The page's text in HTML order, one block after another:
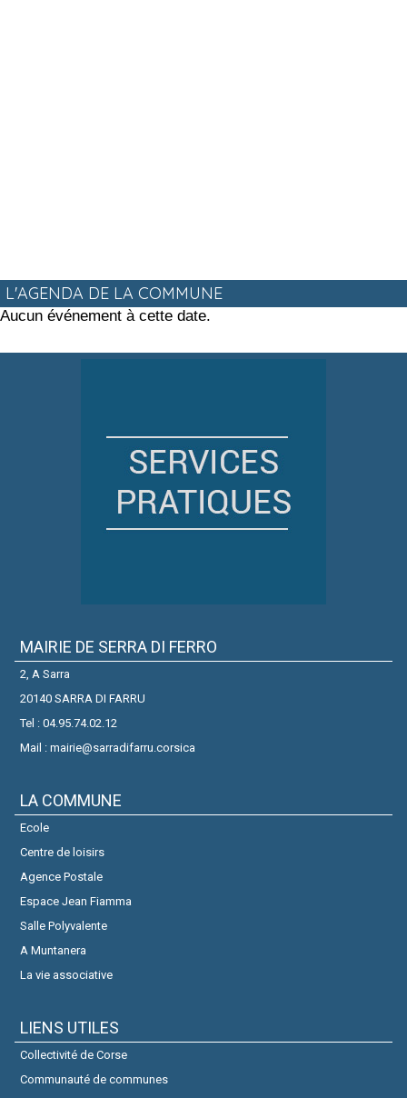
L'AGENDA DE LA COMMUNE
Aucun événement à cette date.
MAIRIE DE SERRA DI FERRO
2, A Sarra
20140 SARRA DI FARRU
Tel : 04.95.74.02.12
Mail : mairie@sarradifarru.corsica
LA COMMUNE
Ecole
Centre de loisirs
Agence Postale
Espace Jean Fiamma
Salle Polyvalente
A Muntanera
La vie associative
LIENS UTILES
Collectivité de Corse
Communauté de communes